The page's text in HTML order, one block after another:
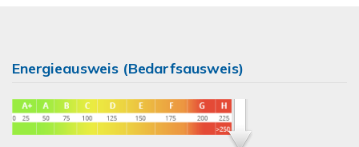
Energieausweis (Bedarfsausweis)